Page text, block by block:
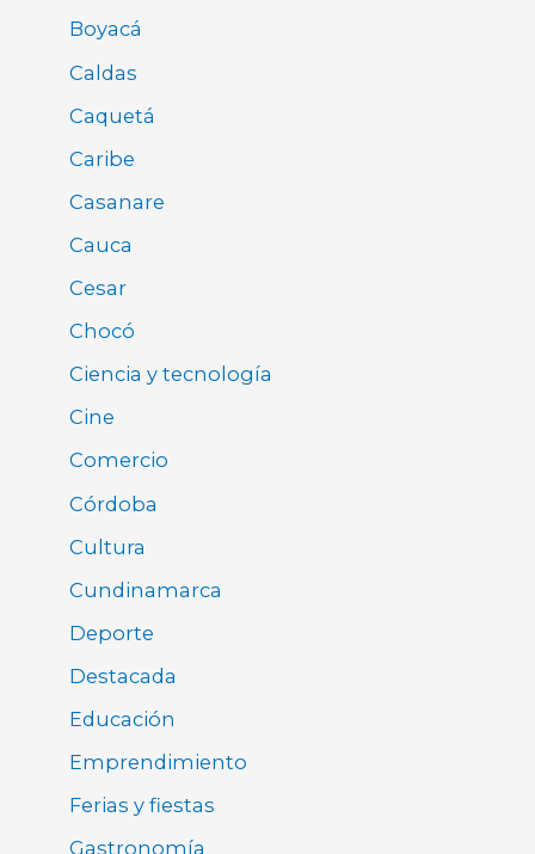
Boyacá
Caldas
Caquetá
Caribe
Casanare
Cauca
Cesar
Chocó
Ciencia y tecnología
Cine
Comercio
Córdoba
Cultura
Cundinamarca
Deporte
Destacada
Educación
Emprendimiento
Ferias y fiestas
Gastronomía